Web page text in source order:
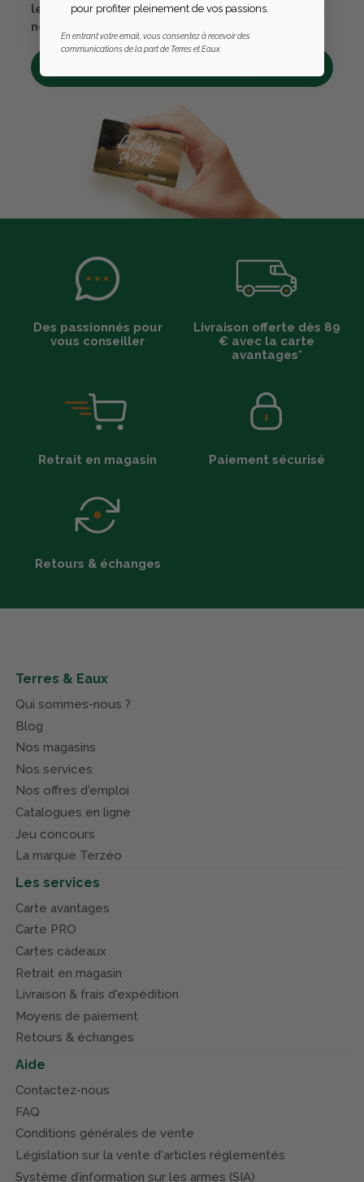
les en bons cadeaux. Bénéficiez également de
nombreux autres avantages.
Des passionnés pour
vous conseiller
Livraison offerte dès 89
€ avec la carte
avantages*
Retrait en magasin Paiement sécurisé
Retours & échanges
Terres & Eaux
Qui sommes-nous ?
Blog
Nos magasins
Nos services
Nos offres d'emploi
Catalogues en ligne
Jeu concours
La marque Terzéo
Les services
Carte avantages
Carte PRO
Cartes cadeaux
Retrait en magasin
Livraison & frais d'expédition
Moyens de paiement
Retours & échanges
Aide
Contactez-nous
FAQ
Conditions générales de vente
Législation sur la vente d'articles réglementés
Système d’information sur les armes (SIA)
pour profiter pleinement de vos passions.
En entrant votre email, vous consentez à recevoir des
communications de la part de Terres et Eaux